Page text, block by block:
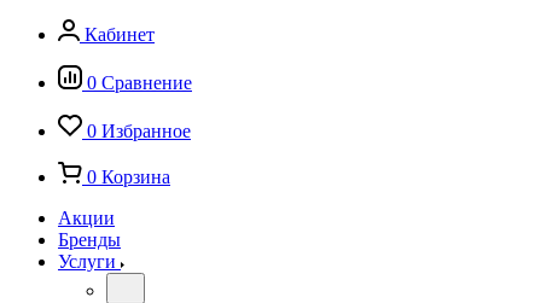
Кабинет
0 Сравнение
0 Избранное
0 Корзина
Акции
Бренды
Услуги